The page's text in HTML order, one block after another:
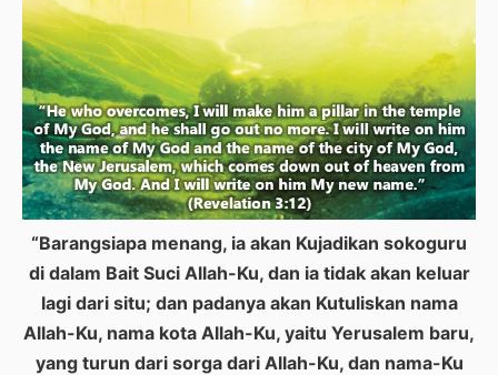
“Barangsiapa menang, ia akan Kujadikan sokoguru
di dalam Bait Suci Allah-Ku, dan ia tidak akan keluar
lagi dari situ; dan padanya akan Kutuliskan nama
Allah-Ku, nama kota Allah-Ku, yaitu Yerusalem baru,
yang turun dari sorga dari Allah-Ku, dan nama-Ku